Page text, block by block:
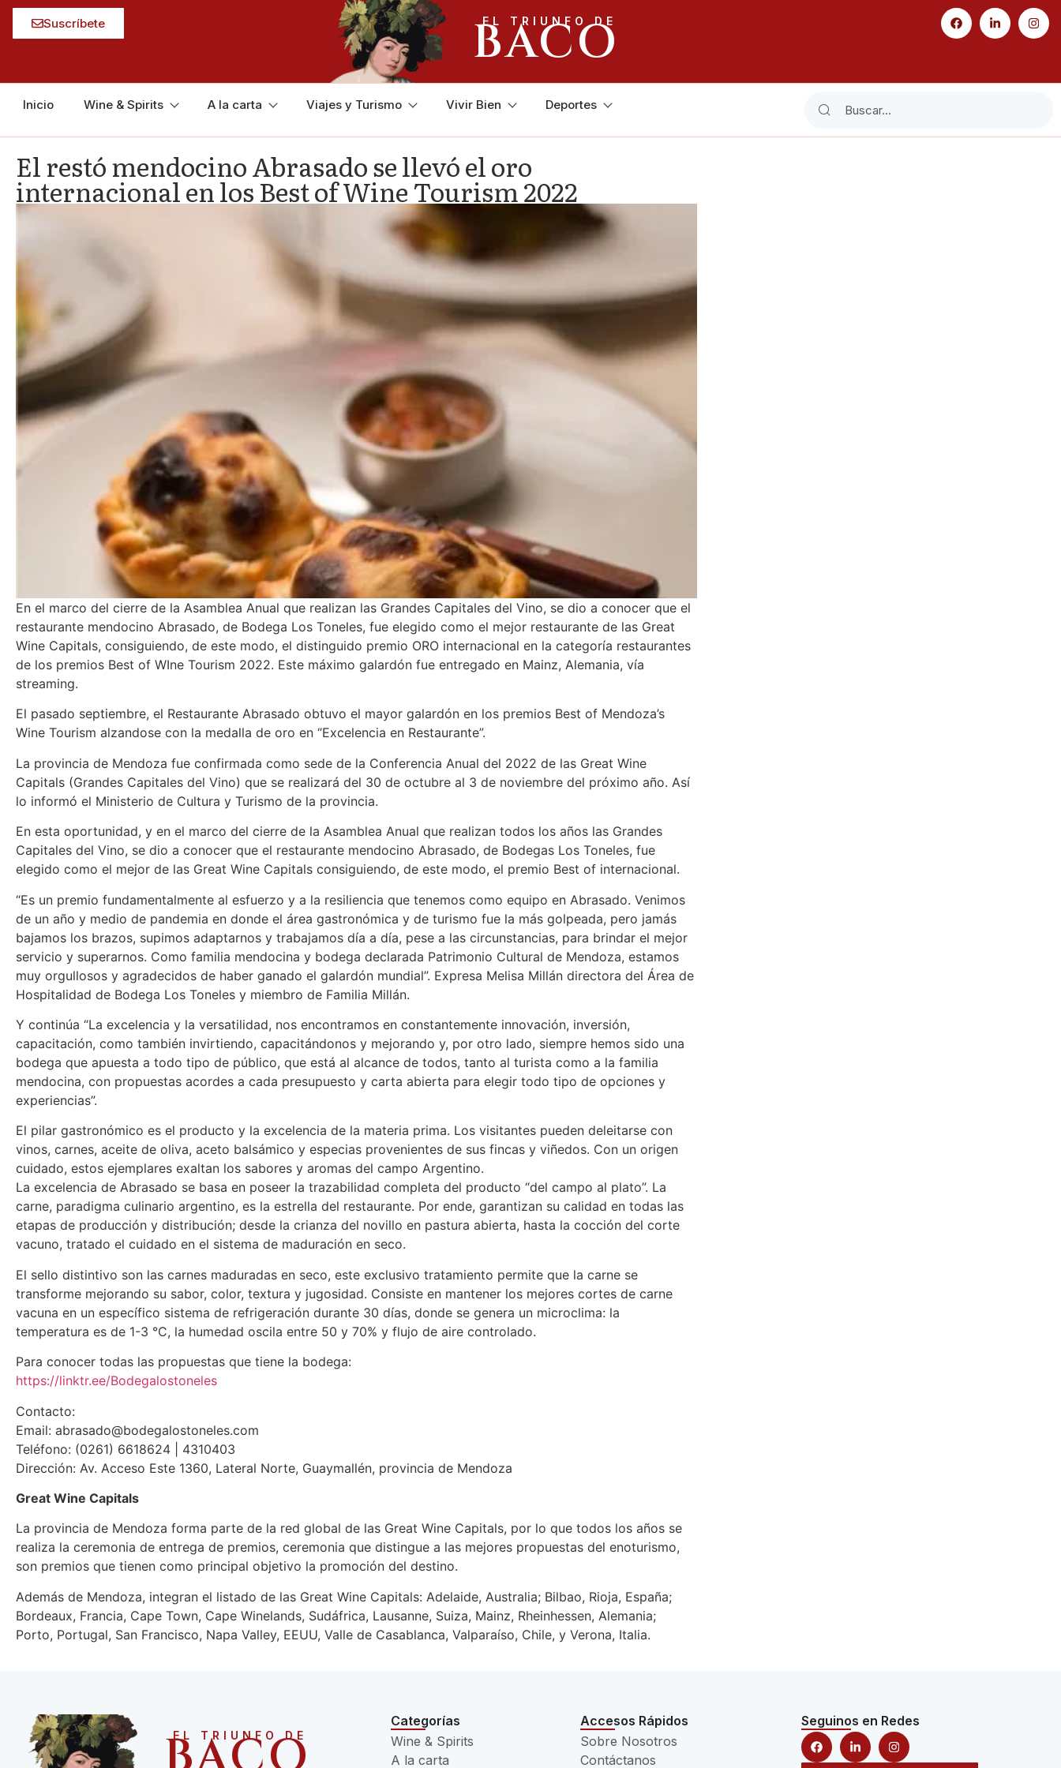
Suscríbete EL TRIUNFO DE
BACO
Inicio Wine & Spirits A la carta Viajes y Turismo Vivir Bien Deportes
El restó mendocino Abrasado se llevó el oro
internacional en los Best of Wine Tourism 2022
En el marco del cierre de la Asamblea Anual que realizan las Grandes Capitales del Vino, se dio a conocer que el
restaurante mendocino Abrasado, de Bodega Los Toneles, fue elegido como el mejor restaurante de las Great
Wine Capitals, consiguiendo, de este modo, el distinguido premio ORO internacional en la categoría restaurantes
de los premios Best of WIne Tourism 2022. Este máximo galardón fue entregado en Mainz, Alemania, vía
streaming.
El pasado septiembre, el Restaurante Abrasado obtuvo el mayor galardón en los premios Best of Mendoza’s
Wine Tourism alzandose con la medalla de oro en “Excelencia en Restaurante”.
La provincia de Mendoza fue confirmada como sede de la Conferencia Anual del 2022 de las Great Wine
Capitals (Grandes Capitales del Vino) que se realizará del 30 de octubre al 3 de noviembre del próximo año. Así
lo informó el Ministerio de Cultura y Turismo de la provincia.
En esta oportunidad, y en el marco del cierre de la Asamblea Anual que realizan todos los años las Grandes
Capitales del Vino, se dio a conocer que el restaurante mendocino Abrasado, de Bodegas Los Toneles, fue
elegido como el mejor de las Great Wine Capitals consiguiendo, de este modo, el premio Best of internacional.
“Es un premio fundamentalmente al esfuerzo y a la resiliencia que tenemos como equipo en Abrasado. Venimos
de un año y medio de pandemia en donde el área gastronómica y de turismo fue la más golpeada, pero jamás
bajamos los brazos, supimos adaptarnos y trabajamos día a día, pese a las circunstancias, para brindar el mejor
servicio y superarnos. Como familia mendocina y bodega declarada Patrimonio Cultural de Mendoza, estamos
muy orgullosos y agradecidos de haber ganado el galardón mundial”. Expresa Melisa Millán directora del Área de
Hospitalidad de Bodega Los Toneles y miembro de Familia Millán.
Y continúa “La excelencia y la versatilidad, nos encontramos en constantemente innovación, inversión,
capacitación, como también invirtiendo, capacitándonos y mejorando y, por otro lado, siempre hemos sido una
bodega que apuesta a todo tipo de público, que está al alcance de todos, tanto al turista como a la familia
mendocina, con propuestas acordes a cada presupuesto y carta abierta para elegir todo tipo de opciones y
experiencias”.
El pilar gastronómico es el producto y la excelencia de la materia prima. Los visitantes pueden deleitarse con
vinos, carnes, aceite de oliva, aceto balsámico y especias provenientes de sus fincas y viñedos. Con un origen
cuidado, estos ejemplares exaltan los sabores y aromas del campo Argentino.
La excelencia de Abrasado se basa en poseer la trazabilidad completa del producto “del campo al plato”. La
carne, paradigma culinario argentino, es la estrella del restaurante. Por ende, garantizan su calidad en todas las
etapas de producción y distribución; desde la crianza del novillo en pastura abierta, hasta la cocción del corte
vacuno, tratado el cuidado en el sistema de maduración en seco.
El sello distintivo son las carnes maduradas en seco, este exclusivo tratamiento permite que la carne se
transforme mejorando su sabor, color, textura y jugosidad. Consiste en mantener los mejores cortes de carne
vacuna en un específico sistema de refrigeración durante 30 días, donde se genera un microclima: la
temperatura es de 1-3 °C, la humedad oscila entre 50 y 70% y flujo de aire controlado.
Para conocer todas las propuestas que tiene la bodega:
https://linktr.ee/Bodegalostoneles
Contacto:
Email: abrasado@bodegalostoneles.com
Teléfono: (0261) 6618624 | 4310403
Dirección: Av. Acceso Este 1360, Lateral Norte, Guaymallén, provincia de Mendoza
Great Wine Capitals
La provincia de Mendoza forma parte de la red global de las Great Wine Capitals, por lo que todos los años se
realiza la ceremonia de entrega de premios, ceremonia que distingue a las mejores propuestas del enoturismo,
son premios que tienen como principal objetivo la promoción del destino.
Además de Mendoza, integran el listado de las Great Wine Capitals: Adelaide, Australia; Bilbao, Rioja, España;
Bordeaux, Francia, Cape Town, Cape Winelands, Sudáfrica, Lausanne, Suiza, Mainz, Rheinhessen, Alemania;
Porto, Portugal, San Francisco, Napa Valley, EEUU, Valle de Casablanca, Valparaíso, Chile, y Verona, Italia.
EL TRIUNFO DE
Categorías
Wine & Spirits
A la carta
Accesos Rápidos
Sobre Nosotros
Contáctanos
Seguinos en Redes